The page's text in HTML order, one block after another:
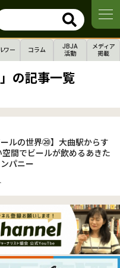
ワー コラム
JBJA
活動
メディア
掲載
の記事一覧
ールの世界⑳】大曲駅からす
空間でビールが飲めるあきた
パニー